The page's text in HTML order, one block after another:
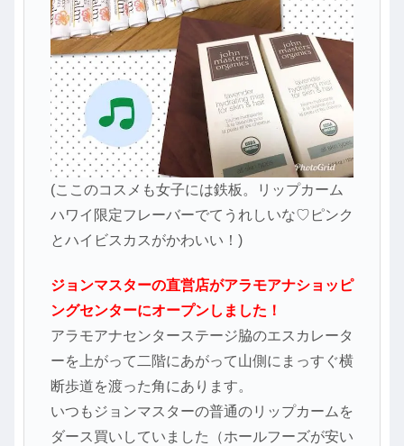
(ここのコスメも女子には鉄板。リップカーム
ハワイ限定フレーバーでてうれしいな♡ピンク
とハイビスカスがかわいい！)
ジョンマスターの直営店がアラモアナショッピ
ングセンターにオープンしました！
アラモアナセンターステージ脇のエスカレータ
ーを上がって二階にあがって山側にまっすぐ横
断歩道を渡った角にあります。
いつもジョンマスターの普通のリップカームを
ダース買いしていました（ホールフーズが安い